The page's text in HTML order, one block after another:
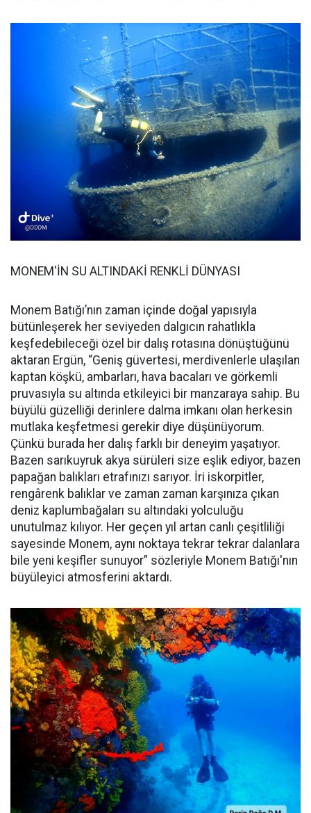
MONEM'İN SU ALTINDAKİ RENKLİ DÜNYASI
Monem Batığı’nın zaman içinde doğal yapısıyla
bütünleşerek her seviyeden dalgıcın rahatlıkla
keşfedebileceği özel bir dalış rotasına dönüştüğünü
aktaran Ergün, “Geniş güvertesi, merdivenlerle ulaşılan
kaptan köşkü, ambarları, hava bacaları ve görkemli
pruvasıyla su altında etkileyici bir manzaraya sahip. Bu
büyülü güzelliği derinlere dalma imkanı olan herkesin
mutlaka keşfetmesi gerekir diye düşünüyorum.
Çünkü burada her dalış farklı bir deneyim yaşatıyor.
Bazen sarıkuyruk akya sürüleri size eşlik ediyor, bazen
papağan balıkları etrafınızı sarıyor. İri iskorpitler,
rengârenk balıklar ve zaman zaman karşınıza çıkan
deniz kaplumbağaları su altındaki yolculuğu
unutulmaz kılıyor. Her geçen yıl artan canlı çeşitliliği
sayesinde Monem, aynı noktaya tekrar tekrar dalanlara
bile yeni keşifler sunuyor” sözleriyle Monem Batığı'nın
büyüleyici atmosferini aktardı.